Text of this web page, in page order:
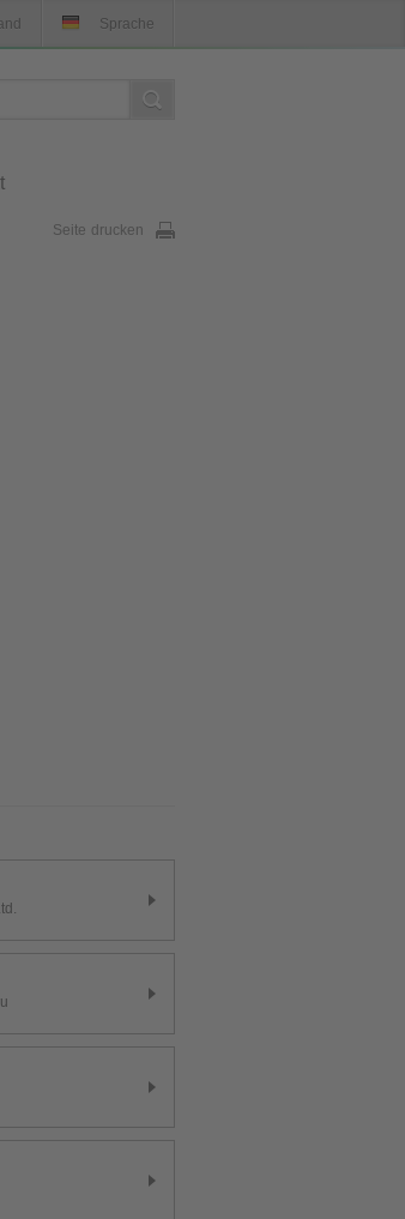
Sprache
Seite drucken